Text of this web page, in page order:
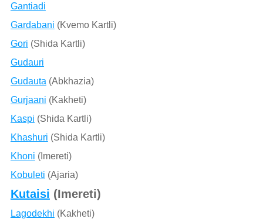
Gantiadi
Gardabani (Kvemo Kartli)
Gori (Shida Kartli)
Gudauri
Gudauta (Abkhazia)
Gurjaani (Kakheti)
Kaspi (Shida Kartli)
Khashuri (Shida Kartli)
Khoni (Imereti)
Kobuleti (Ajaria)
Kutaisi (Imereti)
Lagodekhi (Kakheti)